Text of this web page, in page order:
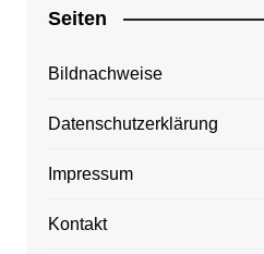
Seiten
Bildnachweise
Datenschutzerklärung
Impressum
Kontakt